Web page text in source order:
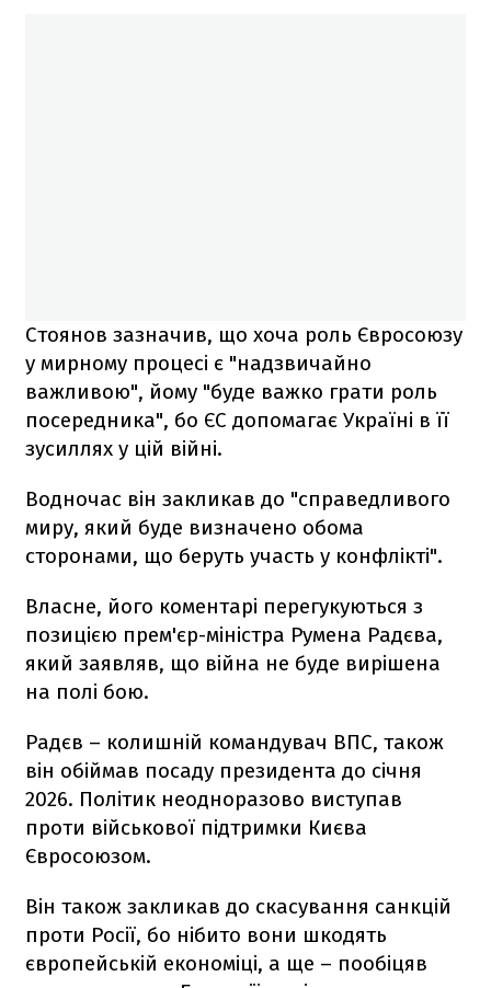
Стоянов зазначив, що хоча роль Євросоюзу
у мирному процесі є "надзвичайно
важливою", йому "буде важко грати роль
посередника", бо ЄС допомагає Україні в її
зусиллях у цій війні.
Водночас він закликав до "справедливого
миру, який буде визначено обома
сторонами, що беруть участь у конфлікті".
Власне, його коментарі перегукуються з
позицією прем'єр-міністра Румена Радєва,
який заявляв, що війна не буде вирішена
на полі бою.
Радєв – колишній командувач ВПС, також
він обіймав посаду президента до січня
2026. Політик неодноразово виступав
проти військової підтримки Києва
Євросоюзом.
Він також закликав до скасування санкцій
проти Росії, бо нібито вони шкодять
європейській економіці, а ще – пообіцяв